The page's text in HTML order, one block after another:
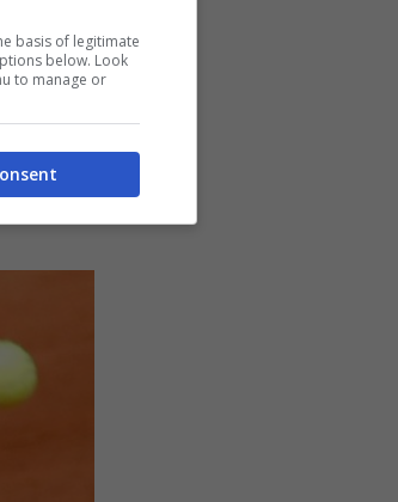
a
aver
di
basis of legitimate
below. Look
to manage or